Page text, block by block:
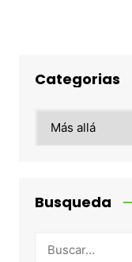
Categorias
Busqueda